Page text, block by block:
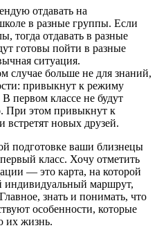
отдавать на
в разные группы. Если
тогда отдавать в разные
готовы пойти в разные
ситуация.
случае больше не для знаний,
привыкнут к режиму
первом классе не будут
При этом привыкнут к
встретят новых друзей.
подготовке ваши близнецы
класс. Хочу отметить
— это карта, на которой
маршрут,
знать и понимать, что
особенности, которые
их жизнь.